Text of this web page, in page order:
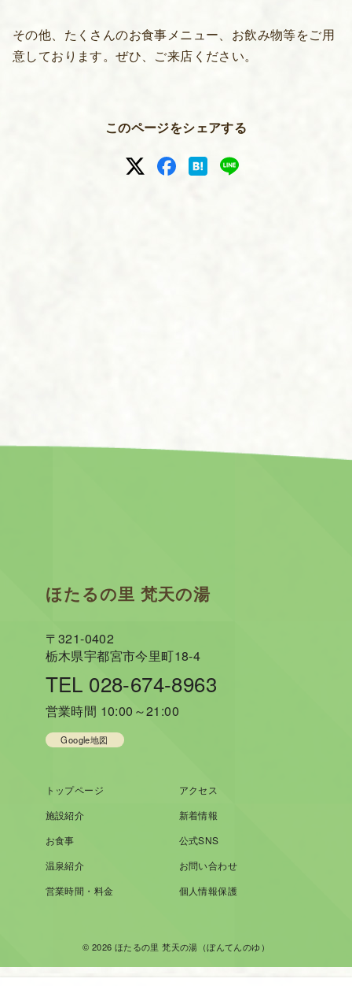
その他、たくさんのお食事メニュー、お飲み物等をご用
意しております。ぜひ、ご来店ください。
このページをシェアする
ほたるの里 梵天の湯
〒321-0402
栃木県宇都宮市今里町18-4
TEL 028-674-8963
営業時間 10:00～21:00
Google地図
トップページ
施設紹介
お食事
温泉紹介
営業時間・料金
アクセス
新着情報
公式SNS
お問い合わせ
個人情報保護
© 2026 ほたるの里 梵天の湯（ぼんてんのゆ）